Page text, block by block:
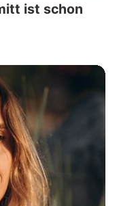
ist schon